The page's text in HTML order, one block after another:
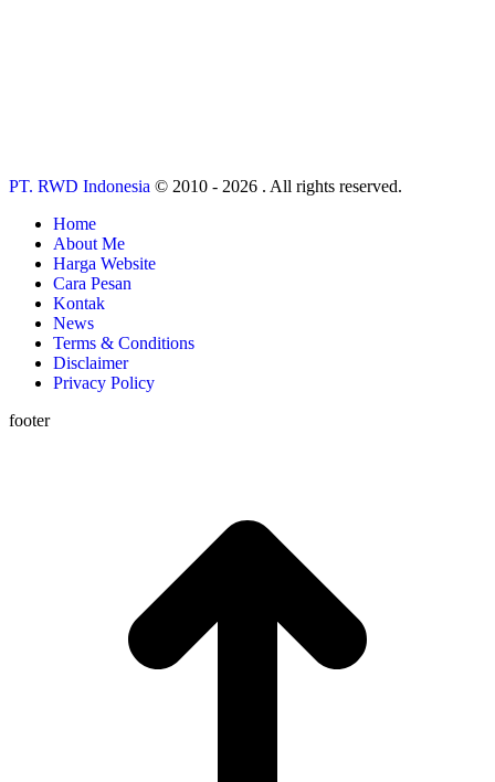
PT. RWD Indonesia © 2010 - 2026 . All rights reserved.
Home
About Me
Harga Website
Cara Pesan
Kontak
News
Terms & Conditions
Disclaimer
Privacy Policy
footer